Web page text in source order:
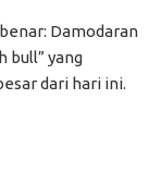
Damodaran
bull” yang
dari hari ini.